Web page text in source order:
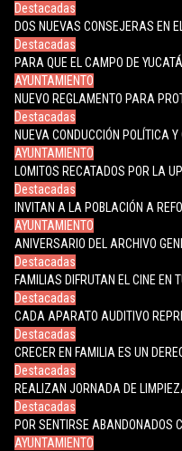
Destacadas
DOS NUEVAS CONSEJERAS EN
Destacadas
PARA QUE EL CAMPO DE
AYUNTAMIENTO
NUEVO REGLAMENTO PARA
Destacadas
NUEVA CONDUCCIÓN POLÍTICA
AYUNTAMIENTO
LOMITOS RECATADOS POR LA
Destacadas
INVITAN A LA POBLACIÓN A
AYUNTAMIENTO
ANIVERSARIO DEL ARCHIVO
Destacadas
FAMILIAS DIFRUTAN EL CINE EN
Destacadas
CADA APARATO AUDITIVO
Destacadas
CRECER EN FAMILIA ES UN
Destacadas
REALIZAN JORNADA DE
Destacadas
POR SENTIRSE ABANDONADOS
AYUNTAMIENTO